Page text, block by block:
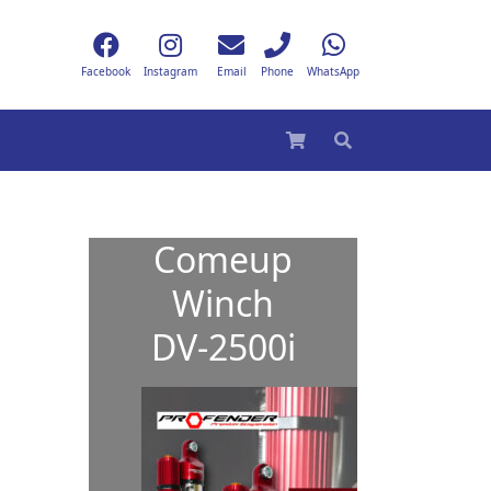
Facebook Instagram Email Phone WhatsApp
Comeup
Winch
DV-2500i